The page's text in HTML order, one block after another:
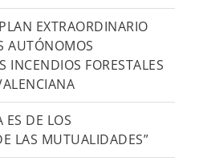
EXTRAORDINARIO
AUTÓNOMOS
INCENDIOS FORESTALES
ES DE LOS
LAS MUTUALIDADES”